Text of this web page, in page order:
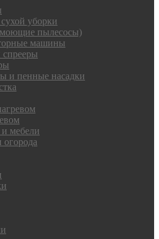
уборки
пылесосы)
машины
спрееры
и пенные насадки
мебели
огорода